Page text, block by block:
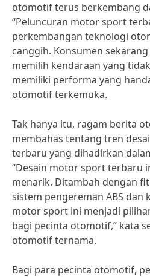
otomotif terus berkembang
“Peluncuran motor sport
perkembangan teknologi
canggih. Konsumen
memilih kendaraan yang
memiliki performa yang
otomotif terkemuka.
Tak hanya itu, ragam berita
membahas tentang tren
terbaru yang dihadirkan
“Desain motor sport terbaru
menarik. Ditambah dengan
sistem pengereman ABS dan
motor sport ini menjadi
bagi pecinta otomotif,” kata
otomotif ternama.
Bagi para pecinta otomotif,